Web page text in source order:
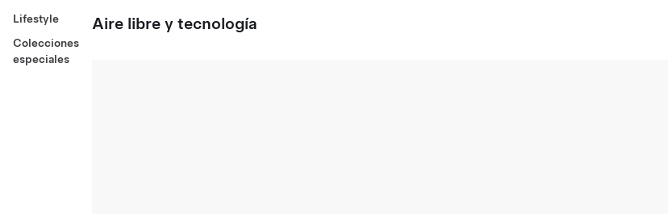
Lifestyle
Colecciones
especiales
Aire libre y tecnología